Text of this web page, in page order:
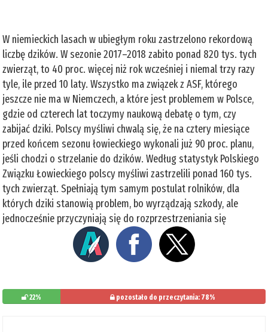
W niemieckich lasach w ubiegłym roku zastrzelono rekordową
liczbę dzików. W sezonie 2017–2018 zabito ponad 820 tys. tych
zwierząt, to 40 proc. więcej niż rok wcześniej i niemal trzy razy
tyle, ile przed 10 laty. Wszystko ma związek z ASF, którego
jeszcze nie ma w Niemczech, a które jest problemem w Polsce,
gdzie od czterech lat toczymy naukową debatę o tym, czy
zabijać dziki. Polscy myśliwi chwalą się, że na cztery miesiące
przed końcem sezonu łowieckiego wykonali już 90 proc. planu,
jeśli chodzi o strzelanie do dzików. Według statystyk Polskiego
Związku Łowieckiego polscy myśliwi zastrzelili ponad 160 tys.
tych zwierząt. Spełniają tym samym postulat rolników, dla
których dziki stanowią problem, bo wyrządzają szkody, ale
jednocześnie przyczyniają się do rozprzestrzeniania się
22% pozostało do przeczytania: 78%